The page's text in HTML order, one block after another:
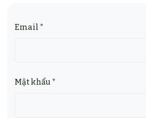
Email *
Mật khẩu *